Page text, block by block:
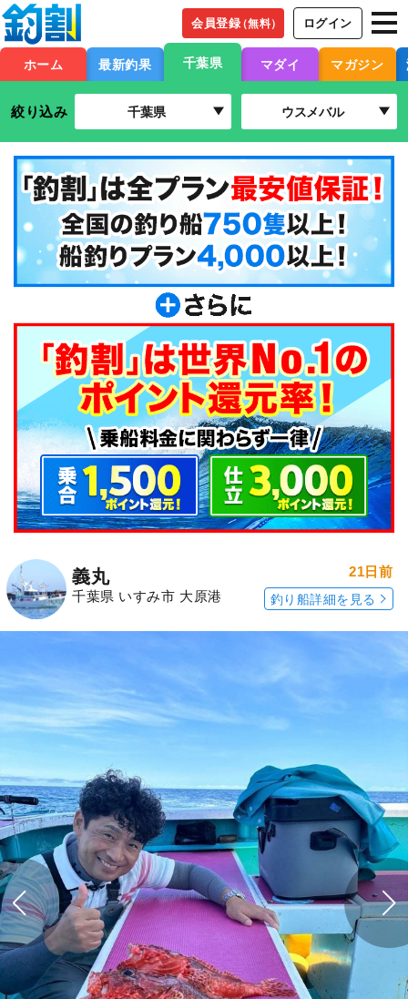
会員登録（無料） ログイン
ホーム 最新釣果 千葉県 マダイ マガジン
絞り込み 千葉県 ウスメバル
義丸
千葉県 いすみ市 大原港
21日前
釣り船詳細を見る